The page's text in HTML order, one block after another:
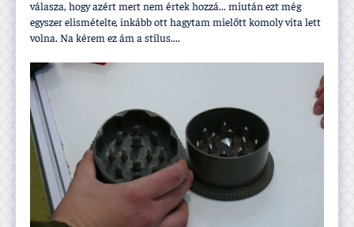
válasza, hogy azért mert nem értek hozzá... miután ezt még
egyszer elismételte, inkább ott hagytam mielőtt komoly vita lett
volna. Na kérem ez ám a stí­lus....